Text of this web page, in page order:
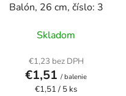
Balón, 26 cm, číslo: 3
Skladom
€1,23 bez DPH
€1,51 / balenie
Jednotková
€1,51 / 5 ks